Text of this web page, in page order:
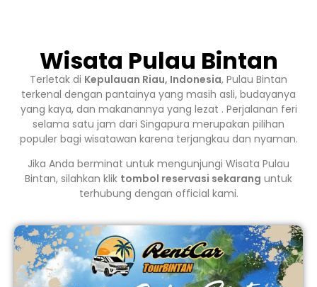
Wisata Pulau Bintan
Terletak di Kepulauan Riau, Indonesia, Pulau Bintan
terkenal dengan pantainya yang masih asli, budayanya
yang kaya, dan makanannya yang lezat . Perjalanan feri
selama satu jam dari Singapura merupakan pilihan
populer bagi wisatawan karena terjangkau dan nyaman.
Jika Anda berminat untuk mengunjungi Wisata Pulau
Bintan, silahkan klik tombol reservasi sekarang untuk
terhubung dengan official kami.